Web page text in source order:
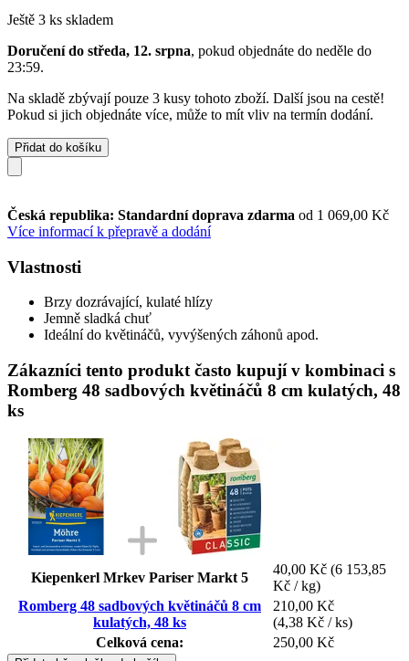
Ještě 3 ks skladem
Doručení do středa, 12. srpna, pokud objednáte do neděle do
23:59.
Na skladě zbývají pouze 3 kusy tohoto zboží. Další jsou na cestě!
Pokud si jich objednáte více, může to mít vliv na termín dodání.
Přidat do košíku
Česká republika: Standardní doprava zdarma od 1 069,00 Kč
Více informací k přepravě a dodání
Vlastnosti
Brzy dozrávající, kulaté hlízy
Jemně sladká chuť
Ideální do květináčů, vyvýšených záhonů apod.
Zákazníci tento produkt často kupují v kombinaci s
Romberg 48 sadbových květináčů 8 cm kulatých, 48
ks
Kiepenkerl Mrkev Pariser Markt 5
40,00 Kč (6 153,85
Kč / kg)
Romberg 48 sadbových květináčů 8 cm
kulatých, 48 ks
210,00 Kč
(4,38 Kč / ks)
Celková cena:
250,00 Kč